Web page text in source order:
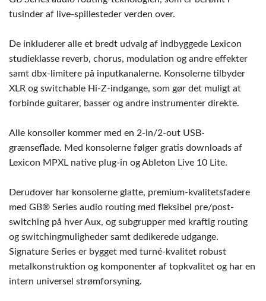
tusinder af live-spillesteder verden over.
De inkluderer alle et bredt udvalg af indbyggede Lexicon
studieklasse reverb, chorus, modulation og andre effekter
samt dbx-limitere på inputkanalerne. Konsolerne tilbyder
XLR og switchable Hi-Z-indgange, som gør det muligt at
forbinde guitarer, basser og andre instrumenter direkte.
Alle konsoller kommer med en 2-in/2-out USB-
grænseflade. Med konsolerne følger gratis downloads af
Lexicon MPXL native plug-in og Ableton Live 10 Lite.
Derudover har konsolerne glatte, premium-kvalitetsfadere
med GB® Series audio routing med fleksibel pre/post-
switching på hver Aux, og subgrupper med kraftig routing
og switchingmuligheder samt dedikerede udgange.
Signature Series er bygget med turné-kvalitet robust
metalkonstruktion og komponenter af topkvalitet og har en
intern universel strømforsyning.